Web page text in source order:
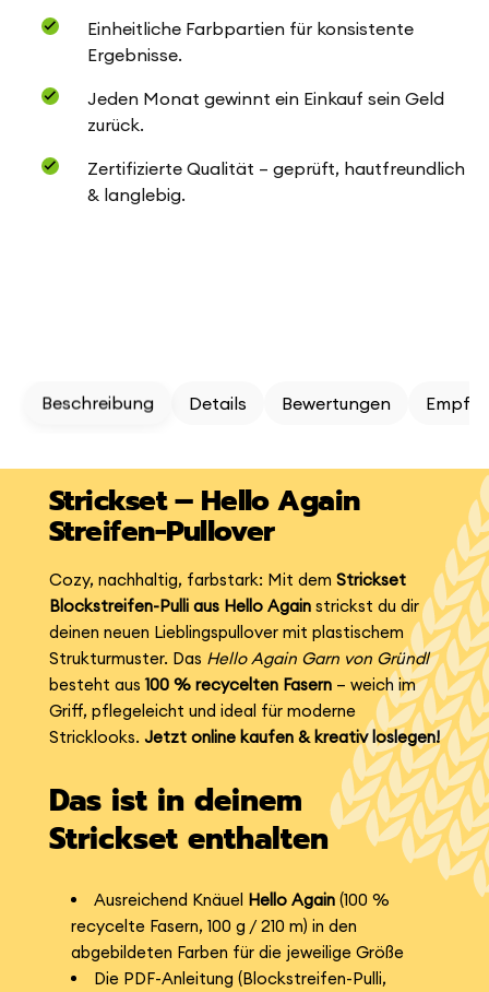
Einheitliche Farbpartien für konsistente
Ergebnisse.
Jeden Monat gewinnt ein Einkauf sein Geld
zurück.
Zertifizierte Qualität – geprüft, hautfreundlich
& langlebig.
Beschreibung Details Bewertungen
Strickset – Hello Again
Streifen-Pullover
Cozy, nachhaltig, farbstark: Mit dem Strickset
Blockstreifen-Pulli aus Hello Againstrickst du dir
deinen neuen Lieblingspullover mit plastischem
Strukturmuster. Das Hello Again Garn von Gründl
besteht aus100 % recycelten Fasern– weich im
Griff, pflegeleicht und ideal für moderne
Stricklooks. Jetzt online kaufen & kreativ loslegen!
Das ist in deinem
Strickset enthalten
Ausreichend Knäuel Hello Again(100 %
recycelte Fasern, 100 g / 210 m) in den
abgebildeten Farben für die jeweilige Größe
Die PDF-Anleitung (Blockstreifen-Pulli,